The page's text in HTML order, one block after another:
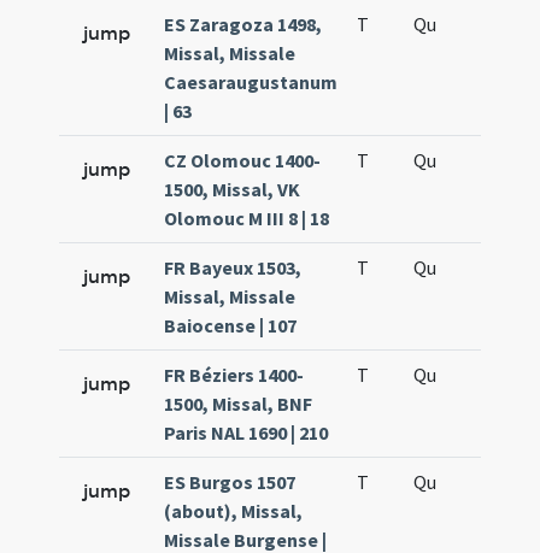
jump
ES Zaragoza 1498,
Missal, Missale
Caesaraugustanum
| 63
T Qu
jump
CZ Olomouc 1400-
1500, Missal, VK
Olomouc M III 8 | 18
T Qu
jump
FR Bayeux 1503,
Missal, Missale
Baiocense | 107
T Qu
jump
FR Béziers 1400-
1500, Missal, BNF
Paris NAL 1690 | 210
T Qu
jump
ES Burgos 1507
(about), Missal,
Missale Burgense |
T Qu